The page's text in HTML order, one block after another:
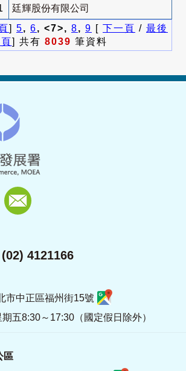
廷輝股份有限公司
] 5, 6, <7>, 8, 9 [ 下一頁 / 最後
] 共有 8039 筆資料
4121166
市中正區福州街15號
五8:30～17:30（國定假日除外）
區